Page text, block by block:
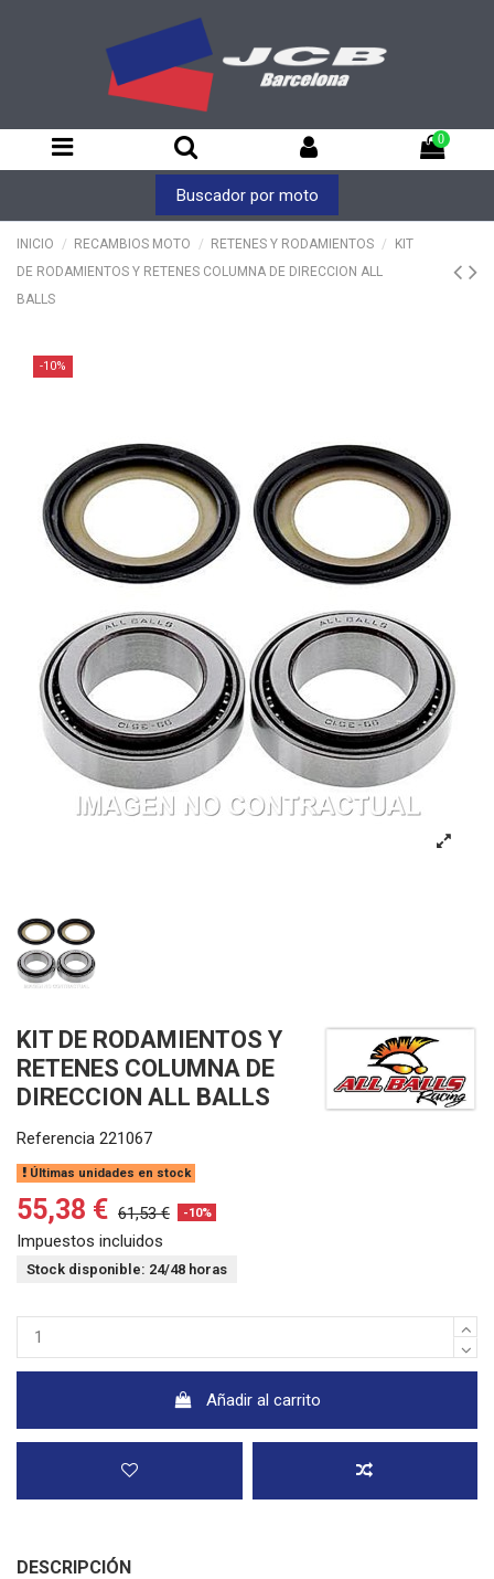
0
Buscador por moto
INICIO RECAMBIOS MOTO RETENES Y RODAMIENTOS
KIT
DE RODAMIENTOS Y RETENES COLUMNA DE DIRECCION ALL
BALLS
-10%
KIT DE RODAMIENTOS Y
RETENES COLUMNA DE
DIRECCION ALL BALLS
Referencia 221067
Últimas unidades en stock
55,38 € 61,53 € -10%
Impuestos incluidos
Stock disponible: 24/48 horas
Añadir al carrito
DESCRIPCIÓN